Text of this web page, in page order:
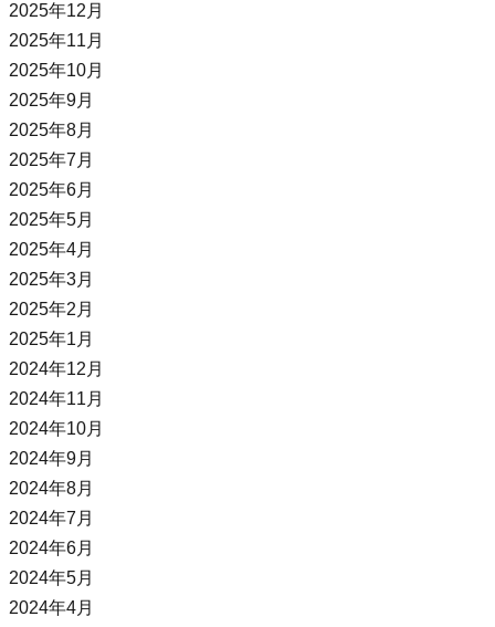
2025年12月
2025年11月
2025年10月
2025年9月
2025年8月
2025年7月
2025年6月
2025年5月
2025年4月
2025年3月
2025年2月
2025年1月
2024年12月
2024年11月
2024年10月
2024年9月
2024年8月
2024年7月
2024年6月
2024年5月
2024年4月